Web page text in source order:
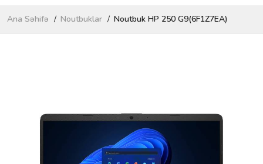
Ana Səhifə Noutbuklar Noutbuk HP 250 G9(6F1Z7EA)